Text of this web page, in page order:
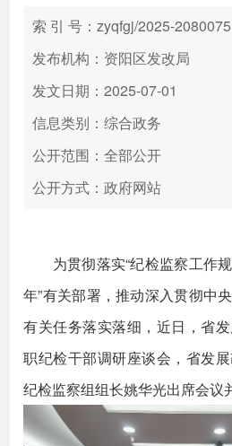
政务服务
高效办成一件事
索 引 号：zyqfgj/2025-2080075
发布机构：资阳区发改局
发文日期：2025-07-01
信息类别：综合政务
公开范围：全部公开
公开方式：政府网站
为贯彻落实“纪检监察工作规
年”有关部署，推动深入贯彻中
有关任务落实落细，近日，省
职纪检干部调研座谈会，省发
纪检监察组组长姚华光出席会议